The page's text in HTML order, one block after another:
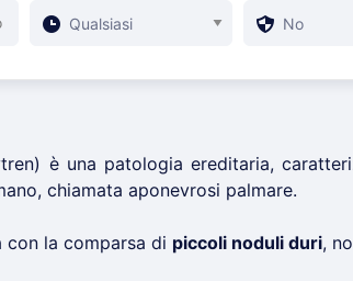
è una patologia ereditaria,
chiamata aponevrosi palmare.
la comparsa di piccoli noduli duri,